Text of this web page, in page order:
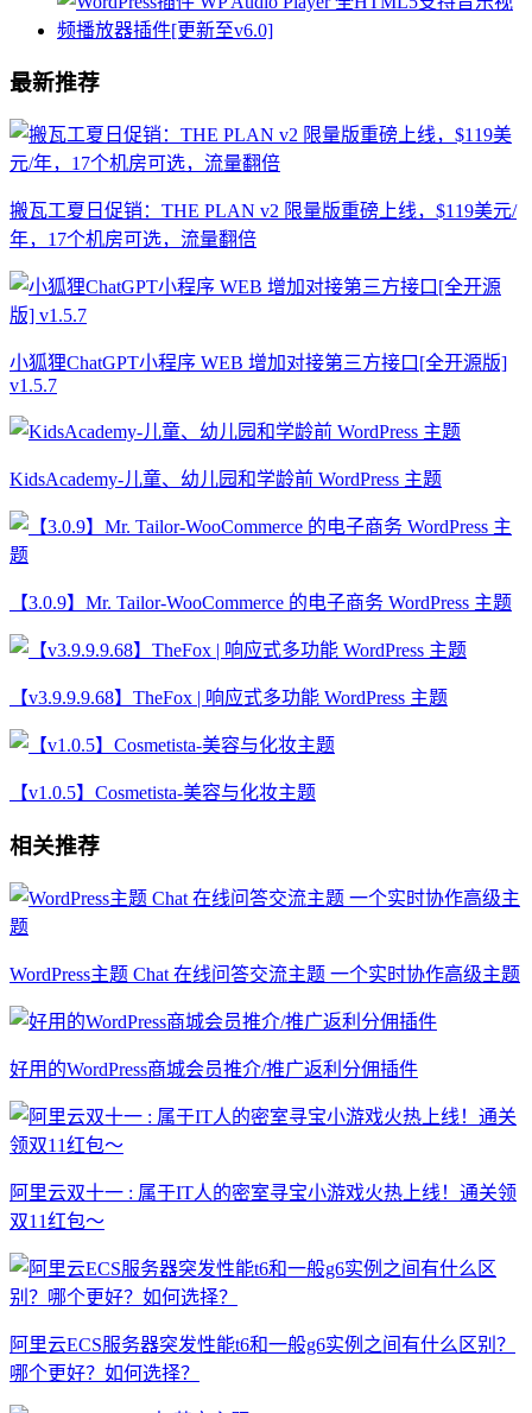
最新推荐
搬瓦工夏日促销：THE PLAN v2 限量版重磅上线，$119美元/
年，17个机房可选，流量翻倍
小狐狸ChatGPT小程序 WEB 增加对接第三方接口[全开源版]
v1.5.7
KidsAcademy-儿童、幼儿园和学龄前 WordPress 主题
【3.0.9】Mr. Tailor-WooCommerce 的电子商务 WordPress 主题
【v3.9.9.9.68】TheFox | 响应式多功能 WordPress 主题
【v1.0.5】Cosmetista-美容与化妆主题
相关推荐
WordPress主题 Chat 在线问答交流主题 一个实时协作高级主题
好用的WordPress商城会员推介/推广返利分佣插件
阿里云双十一 : 属于IT人的密室寻宝小游戏火热上线！通关领
双11红包～
阿里云ECS服务器突发性能t6和一般g6实例之间有什么区别？
哪个更好？如何选择？